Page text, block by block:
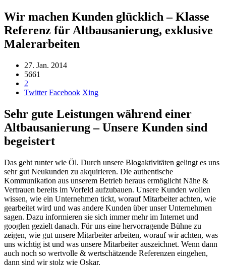
Wir machen Kunden glücklich – Klasse
Referenz für Altbausanierung, exklusive
Malerarbeiten
27. Jan. 2014
5661
2
Twitter Facebook Xing
Sehr gute Leistungen während einer
Altbausanierung – Unsere Kunden sind
begeistert
Das geht runter wie Öl. Durch unsere Blogaktivitäten gelingt es uns
sehr gut Neukunden zu akquirieren. Die authentische
Kommunikation aus unserem Betrieb heraus ermöglicht Nähe &
Vertrauen bereits im Vorfeld aufzubauen. Unsere Kunden wollen
wissen, wie ein Unternehmen tickt, worauf Mitarbeiter achten, wie
gearbeitet wird und was andere Kunden über unser Unternehmen
sagen. Dazu informieren sie sich immer mehr im Internet und
googlen gezielt danach. Für uns eine hervorragende Bühne zu
zeigen, wie gut unsere Mitarbeiter arbeiten, worauf wir achten, was
uns wichtig ist und was unsere Mitarbeiter auszeichnet. Wenn dann
auch noch so wertvolle & wertschätzende Referenzen eingehen,
dann sind wir stolz wie Oskar.